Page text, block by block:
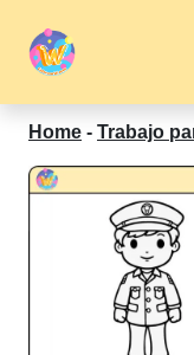
Home - Trabajo